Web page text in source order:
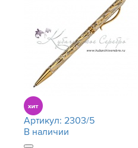
Артикул: 2303/5
В наличии